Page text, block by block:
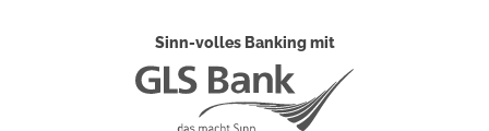
Sinn-volles Banking mit